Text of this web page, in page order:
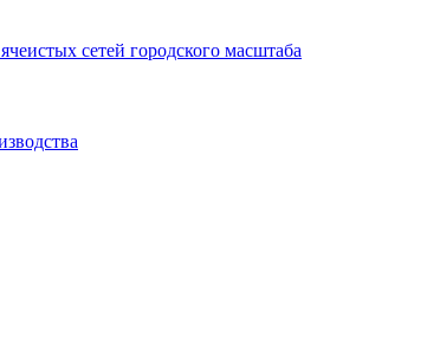
сетей городского масштаба